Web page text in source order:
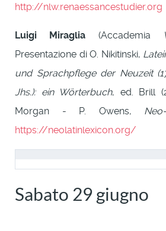
http://nlw.renaessancestudier.org
Luigi Miraglia (Accademia
Presentazione di O. Nikitinski,
und Sprachpflege der Neuzeit
Jhs.): ein Wörterbuch, ed. Brill
Morgan - P. Owens,
https://neolatinlexicon.org/
Sabato 29 giugno